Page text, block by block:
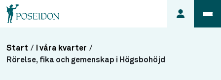
Anmäl ett
Start / I våra kvarter /
Rörelse, fika och gemenskap i Högsbohöjd